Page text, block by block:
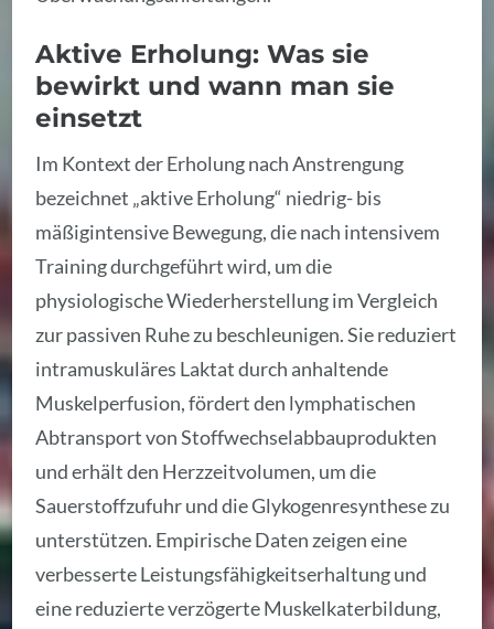
Aktive Erholung: Was sie
bewirkt und wann man sie
einsetzt
Im Kontext der Erholung nach Anstrengung
bezeichnet „aktive Erholung“ niedrig- bis
mäßigintensive Bewegung, die nach intensivem
Training durchgeführt wird, um die
physiologische Wiederherstellung im Vergleich
zur passiven Ruhe zu beschleunigen. Sie reduziert
intramuskuläres Laktat durch anhaltende
Muskelperfusion, fördert den lymphatischen
Abtransport von Stoffwechselabbauprodukten
und erhält den Herzzeitvolumen, um die
Sauerstoffzufuhr und die Glykogenresynthese zu
unterstützen. Empirische Daten zeigen eine
verbesserte Leistungsfähigkeitserhaltung und
eine reduzierte verzögerte Muskelkaterbildung,